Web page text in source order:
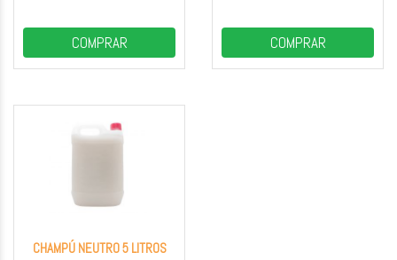
COMPRAR COMPRAR
CHAMPÚ NEUTRO 5 LITROS